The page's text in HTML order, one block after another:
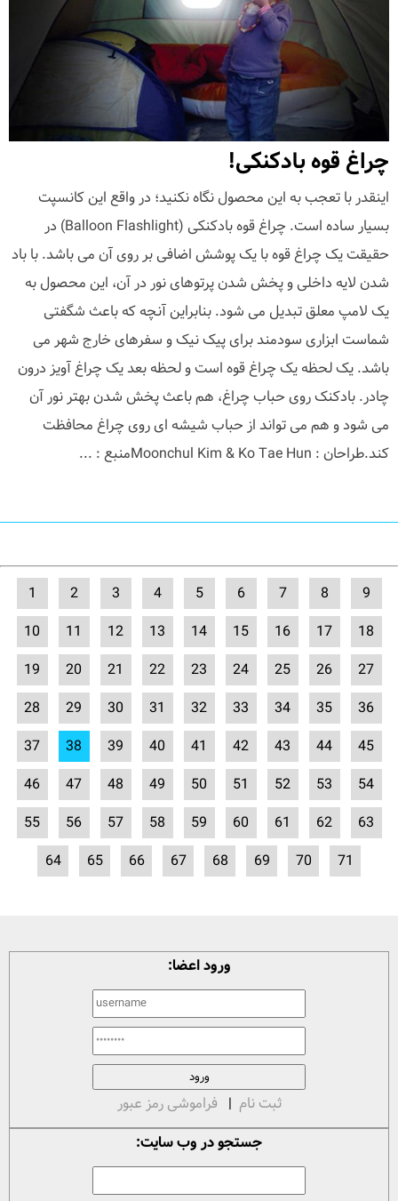
چراغ قوه بادکنکی!
اینقدر با تعجب به این محصول نگاه نکنید؛ در واقع این کانسپت
بسیار ساده است. چراغ قوه بادکنکی (Balloon Flashlight) در
حقیقت یک چراغ قوه با یک پوشش اضافی بر روی آن می باشد. با باد
شدن لایه داخلی و پخش شدن پرتوهای نور در آن، این محصول به
یک لامپ معلق تبدیل می شود. بنابراین آنچه که باعث شگفتی
شماست ابزاری سودمند برای پیک نیک و سفرهای خارج شهر می
باشد. یک لحظه یک چراغ قوه است و لحظه بعد یک چراغ آویز درون
چادر. بادکنک روی حباب چراغ، هم باعث پخش شدن بهتر نور آن
می شود و هم می تواند از حباب شیشه ای روی چراغ محافظت
کند.طراحان : Moonchul Kim & Ko Tae Hunمنبع : ...
1 2 3 4 5 6 7 8
9
10
11 12 13 14 15 16 17
18
19
20 21 22 23 24 25 26
27
28
29 30 31 32 33 34 35
36
37
38 39 40 41 42 43 44
45
46
47 48 49 50 51 52 53
54
55
56 57 58 59 60 61 62
63
64
65 66 67 68 69 70 71
ورود اعضا:
ثبت نام | فراموشی رمز عبور
جستجو در وب سایت: